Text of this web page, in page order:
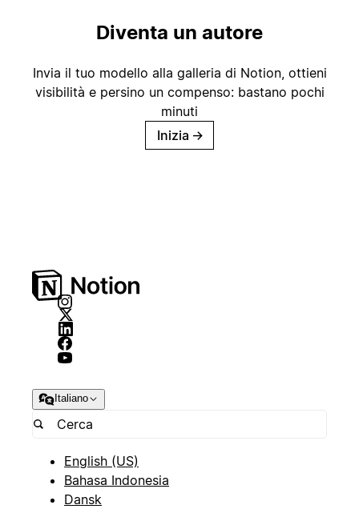
Diventa un autore
Invia il tuo modello alla galleria di Notion, ottieni
visibilità e persino un compenso: bastano pochi
minuti
Inizia →
Italiano
English (US)
Bahasa Indonesia
Dansk